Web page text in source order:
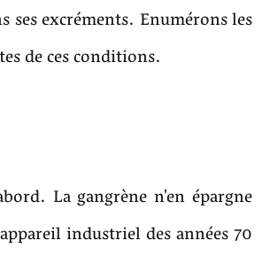
ses excréments. Enumérons les
de ces conditions.
La gangrène n'en épargne
industriel des années 70